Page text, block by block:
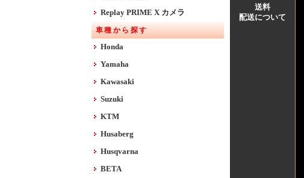
Replay PRIME X カメラ
車種から探す
Honda
Yamaha
Kawasaki
Suzuki
KTM
Husaberg
Husqvarna
BETA
送料
配送について